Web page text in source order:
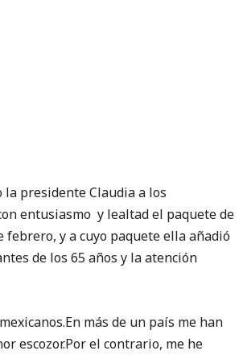
presidente Claudia a los
entusiasmo y lealtad el paquete de
y a cuyo paquete ella añadió
de los 65 años y la atención
más de un país me han
escozor.Por el contrario, me he